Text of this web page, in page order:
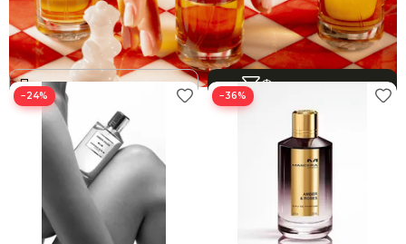
Фильтр товаров
−24% −36%